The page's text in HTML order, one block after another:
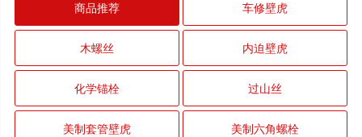
商品推荐 车修壁虎
木螺丝 内迫壁虎
化学锚栓 过山丝
美制套管壁虎 美制六角螺栓